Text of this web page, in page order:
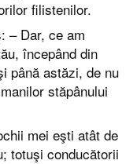
filistenilor.
– Dar, ce am
începând din
până astăzi, de nu
stăpânului
mei eşti atât de
totuşi conducătorii